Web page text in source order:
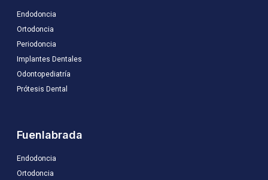
Endodoncia
Ortodoncia
Periodoncia
Implantes Dentales
Odontopediatría
Prótesis Dental
Fuenlabrada
Endodoncia
Ortodoncia